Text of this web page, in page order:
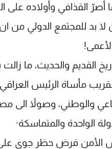
أصرّ القذافي وأولاده
بد للمجتمع الدولي من
القديم والحديث، ما
مأساة الرئيس
والوطني، وصولاً الى
الواحدة والمتماسكة·
الأمن فرض حظر جوي على